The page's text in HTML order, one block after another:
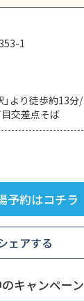
1
」より徒歩約13分/
交差点そば
予約はコチラ
ェアする
キャンペーン